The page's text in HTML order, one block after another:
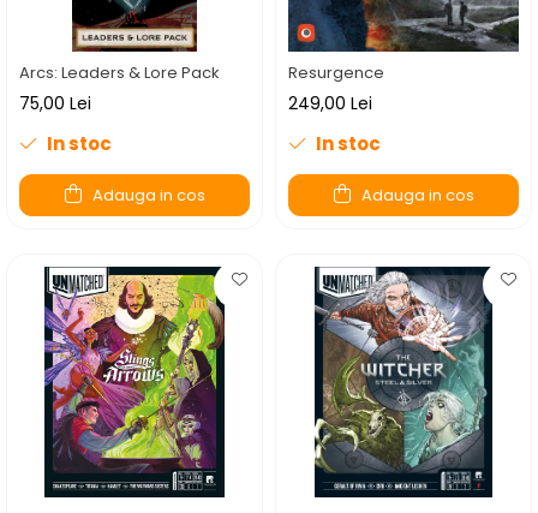
Arcs: Leaders & Lore Pack
75,00 Lei
In stoc
Adauga in cos
Resurgence
249,00 Lei
In stoc
Adauga in cos